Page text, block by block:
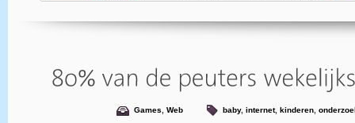
Games, Web baby, internet, kinderen,